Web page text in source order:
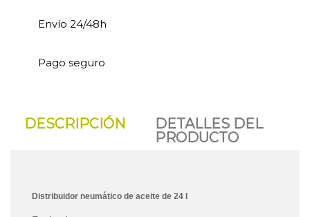
Envío 24/48h
Pago seguro
DESCRIPCIÓN
DETALLES DEL
PRODUCTO
Distribuidor neumático de aceite de 24 l